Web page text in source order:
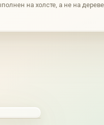
на холсте, а не на